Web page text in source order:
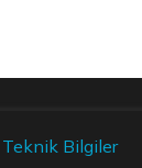
Teknik Bilgiler